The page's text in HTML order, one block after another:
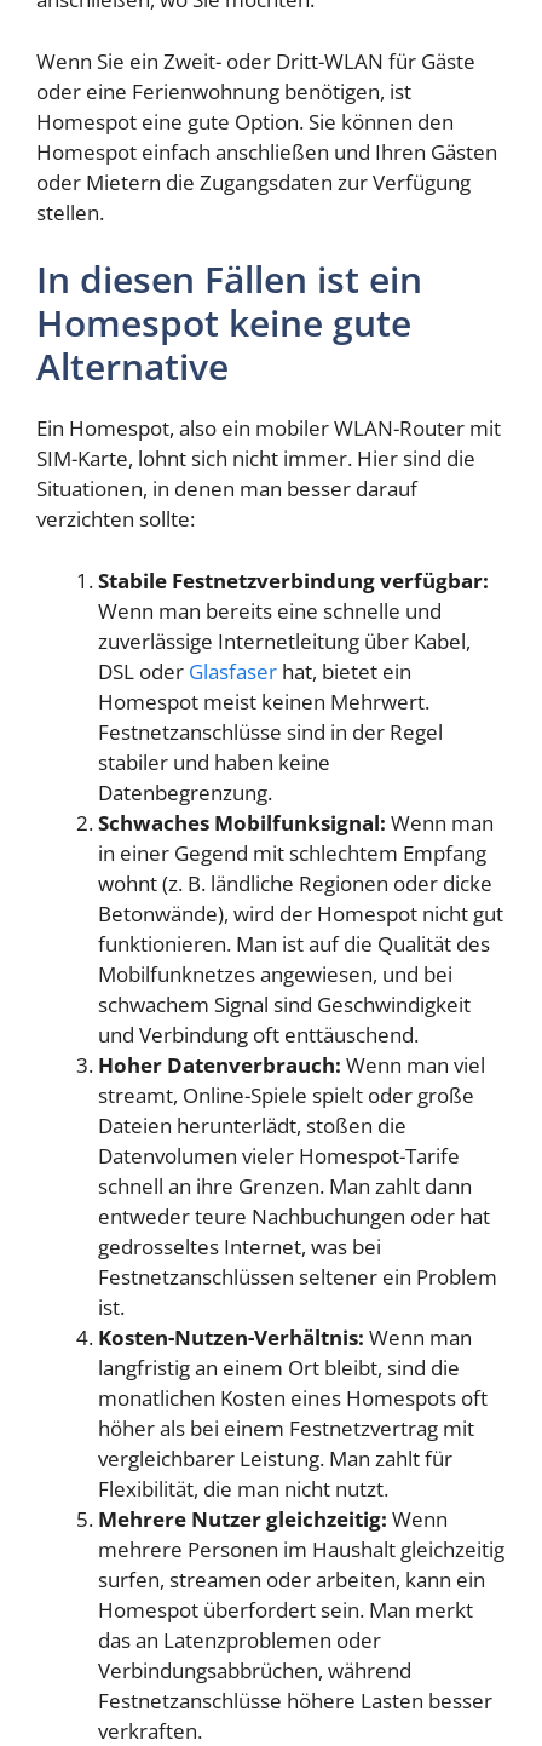
Wenn Sie ein Zweit- oder Dritt-WLAN für Gäste
oder eine Ferienwohnung benötigen, ist
Homespot eine gute Option. Sie können den
Homespot einfach anschließen und Ihren Gästen
oder Mietern die Zugangsdaten zur Verfügung
stellen.
In diesen Fällen ist ein
Homespot keine gute
Alternative
Ein Homespot, also ein mobiler WLAN-Router mit
SIM-Karte, lohnt sich nicht immer. Hier sind die
Situationen, in denen man besser darauf
verzichten sollte:
Stabile Festnetzverbindung verfügbar:
Wenn man bereits eine schnelle und
zuverlässige Internetleitung über Kabel,
DSL oder Glasfaser hat, bietet ein
Homespot meist keinen Mehrwert.
Festnetzanschlüsse sind in der Regel
stabiler und haben keine
Datenbegrenzung.
Schwaches Mobilfunksignal: Wenn man
in einer Gegend mit schlechtem Empfang
wohnt (z. B. ländliche Regionen oder dicke
Betonwände), wird der Homespot nicht gut
funktionieren. Man ist auf die Qualität des
Mobilfunknetzes angewiesen, und bei
schwachem Signal sind Geschwindigkeit
und Verbindung oft enttäuschend.
Hoher Datenverbrauch: Wenn man viel
streamt, Online-Spiele spielt oder große
Dateien herunterlädt, stoßen die
Datenvolumen vieler Homespot-Tarife
schnell an ihre Grenzen. Man zahlt dann
entweder teure Nachbuchungen oder hat
gedrosseltes Internet, was bei
Festnetzanschlüssen seltener ein Problem
ist.
Kosten-Nutzen-Verhältnis: Wenn man
langfristig an einem Ort bleibt, sind die
monatlichen Kosten eines Homespots oft
höher als bei einem Festnetzvertrag mit
vergleichbarer Leistung. Man zahlt für
Flexibilität, die man nicht nutzt.
Mehrere Nutzer gleichzeitig: Wenn
mehrere Personen im Haushalt gleichzeitig
surfen, streamen oder arbeiten, kann ein
Homespot überfordert sein. Man merkt
das an Latenzproblemen oder
Verbindungsabbrüchen, während
Festnetzanschlüsse höhere Lasten besser
verkraften.